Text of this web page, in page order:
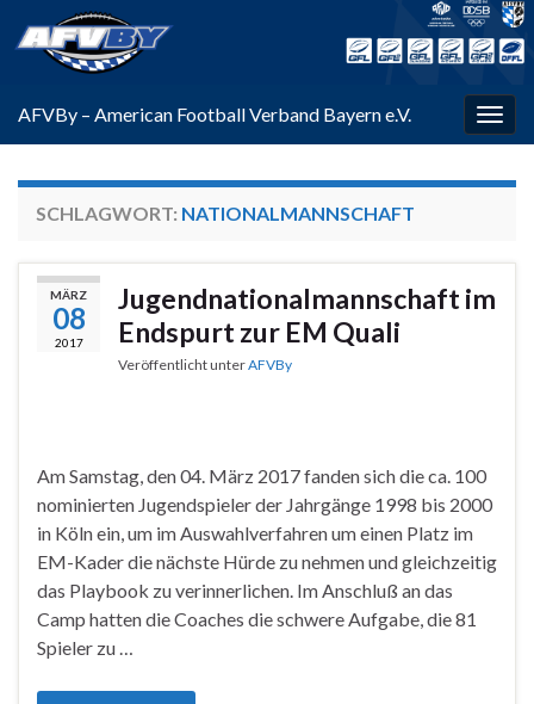
AFVBy – American Football Verband Bayern e.V.
SCHLAGWORT: NATIONALMANNSCHAFT
MÄRZ
08
2017
Jugendnationalmannschaft im
Endspurt zur EM Quali
Veröffentlicht unterAFVBy
Am Samstag, den 04. März 2017 fanden sich die ca. 100
nominierten Jugendspieler der Jahrgänge 1998 bis 2000
in Köln ein, um im Auswahlverfahren um einen Platz im
EM-Kader die nächste Hürde zu nehmen und gleichzeitig
das Playbook zu verinnerlichen. Im Anschluß an das
Camp hatten die Coaches die schwere Aufgabe, die 81
Spieler zu …